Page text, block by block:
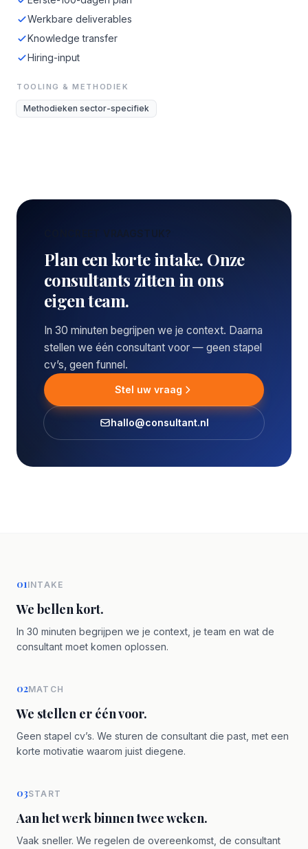
Werkbare deliverables
Knowledge transfer
Hiring-input
TOOLING & METHODIEK
Methodieken sector-specifiek
CONCREET VRAAGSTUK?
Plan een korte intake. Onze
consultants zitten in ons
eigen team.
In 30 minuten begrijpen we je context. Daarna
stellen we één consultant voor — geen stapel
cv’s, geen funnel.
Stel uw vraag
hallo@consultant.nl
01INTAKE
We bellen kort.
In 30 minuten begrijpen we je context, je team en wat de
consultant moet komen oplossen.
02MATCH
We stellen er één voor.
Geen stapel cv’s. We sturen de consultant die past, met een
korte motivatie waarom juist diegene.
03START
Aan het werk binnen twee weken.
Vaak sneller. We regelen de overeenkomst, de consultant